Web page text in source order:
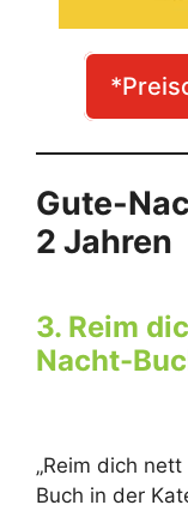
Gute-
2 Jahren
3. Reim
Nacht-
„Reim dich
Buch in der